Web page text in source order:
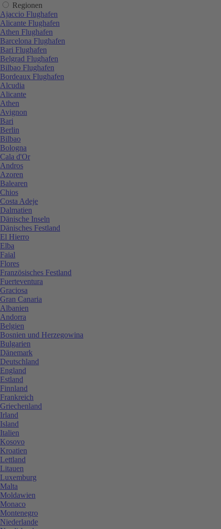
Regionen
Ajaccio Flughafen
Alicante Flughafen
Athen Flughafen
Barcelona Flughafen
Bari Flughafen
Belgrad Flughafen
Bilbao Flughafen
Bordeaux Flughafen
Alcudia
Alicante
Athen
Avignon
Bari
Berlin
Bilbao
Bologna
Cala d'Or
Andros
Azoren
Balearen
Chios
Costa Adeje
Dalmatien
Dänische Inseln
Dänisches Festland
El Hierro
Elba
Faial
Flores
Französisches Festland
Fuerteventura
Graciosa
Gran Canaria
Albanien
Andorra
Belgien
Bosnien und Herzegowina
Bulgarien
Dänemark
Deutschland
England
Estland
Finnland
Frankreich
Griechenland
Irland
Island
Italien
Kosovo
Kroatien
Lettland
Litauen
Luxemburg
Malta
Moldawien
Monaco
Montenegro
Niederlande